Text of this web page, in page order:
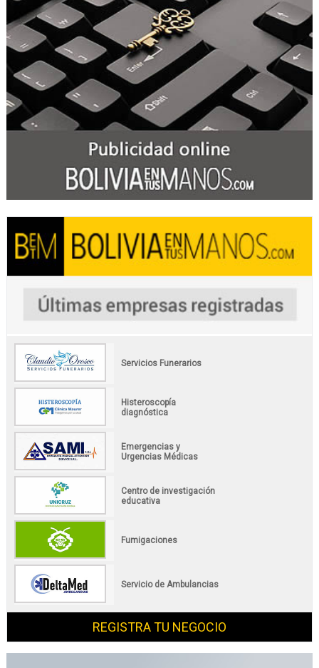
Servicios Funerarios
Histeroscopía
diagnóstica
Emergencias y
Urgencias Médicas
Centro de investigación
educativa
Fumigaciones
Servicio de Ambulancias
REGISTRA TU NEGOCIO